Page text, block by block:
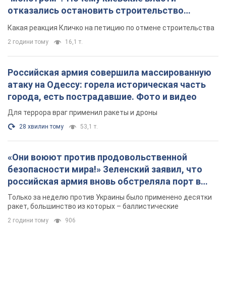
«Они воюют против продовольственной
безопасности мира!» Зеленский заявил, что
ракет, большинство из которых – баллистические
2 години тому 906